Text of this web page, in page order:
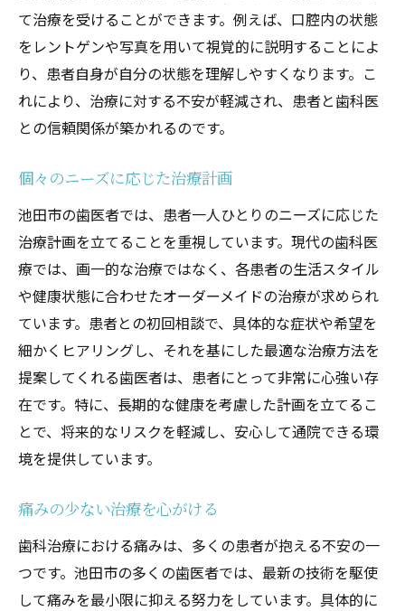
て治療を受けることができます。例えば、口腔内の状態
をレントゲンや写真を用いて視覚的に説明することによ
り、患者自身が自分の状態を理解しやすくなります。こ
れにより、治療に対する不安が軽減され、患者と歯科医
との信頼関係が築かれるのです。
個々のニーズに応じた治療計画
池田市の歯医者では、患者一人ひとりのニーズに応じた
治療計画を立てることを重視しています。現代の歯科医
療では、画一的な治療ではなく、各患者の生活スタイル
や健康状態に合わせたオーダーメイドの治療が求められ
ています。患者との初回相談で、具体的な症状や希望を
細かくヒアリングし、それを基にした最適な治療方法を
提案してくれる歯医者は、患者にとって非常に心強い存
在です。特に、長期的な健康を考慮した計画を立てるこ
とで、将来的なリスクを軽減し、安心して通院できる環
境を提供しています。
痛みの少ない治療を心がける
歯科治療における痛みは、多くの患者が抱える不安の一
つです。池田市の多くの歯医者では、最新の技術を駆使
して痛みを最小限に抑える努力をしています。具体的に